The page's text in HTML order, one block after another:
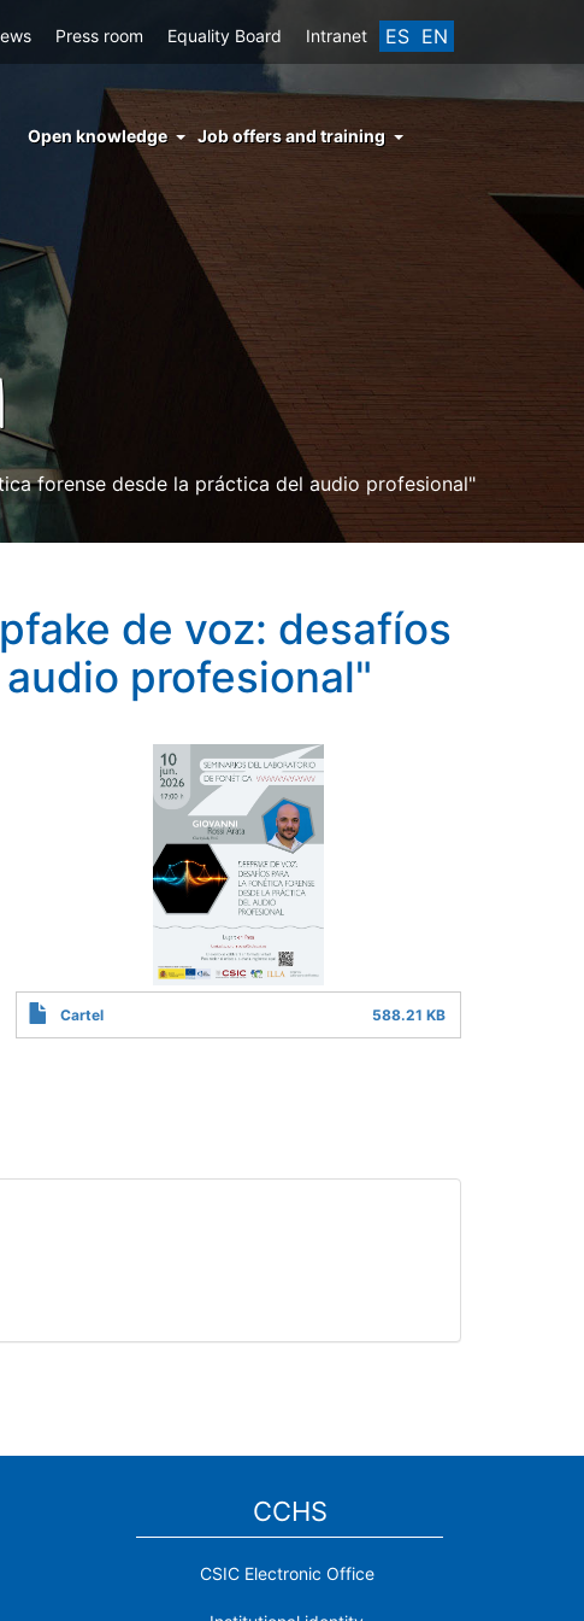
ES EN
Press room Equality Board Intranet
menu
conocimiento
abierto
Open knowledge Job offers and training
forense desde la práctica del audio profesional"
de voz: desafíos
profesional"
Cartel 588.21 KB
CCHS
CSIC Electronic Office